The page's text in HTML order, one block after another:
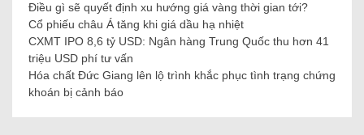
Điều gì sẽ quyết định xu hướng giá vàng thời gian tới?
Cổ phiếu châu Á tăng khi giá dầu hạ nhiệt
CXMT IPO 8,6 tỷ USD: Ngân hàng Trung Quốc thu hơn 41
triệu USD phí tư vấn
Hóa chất Đức Giang lên lộ trình khắc phục tình trạng chứng
khoán bị cảnh báo